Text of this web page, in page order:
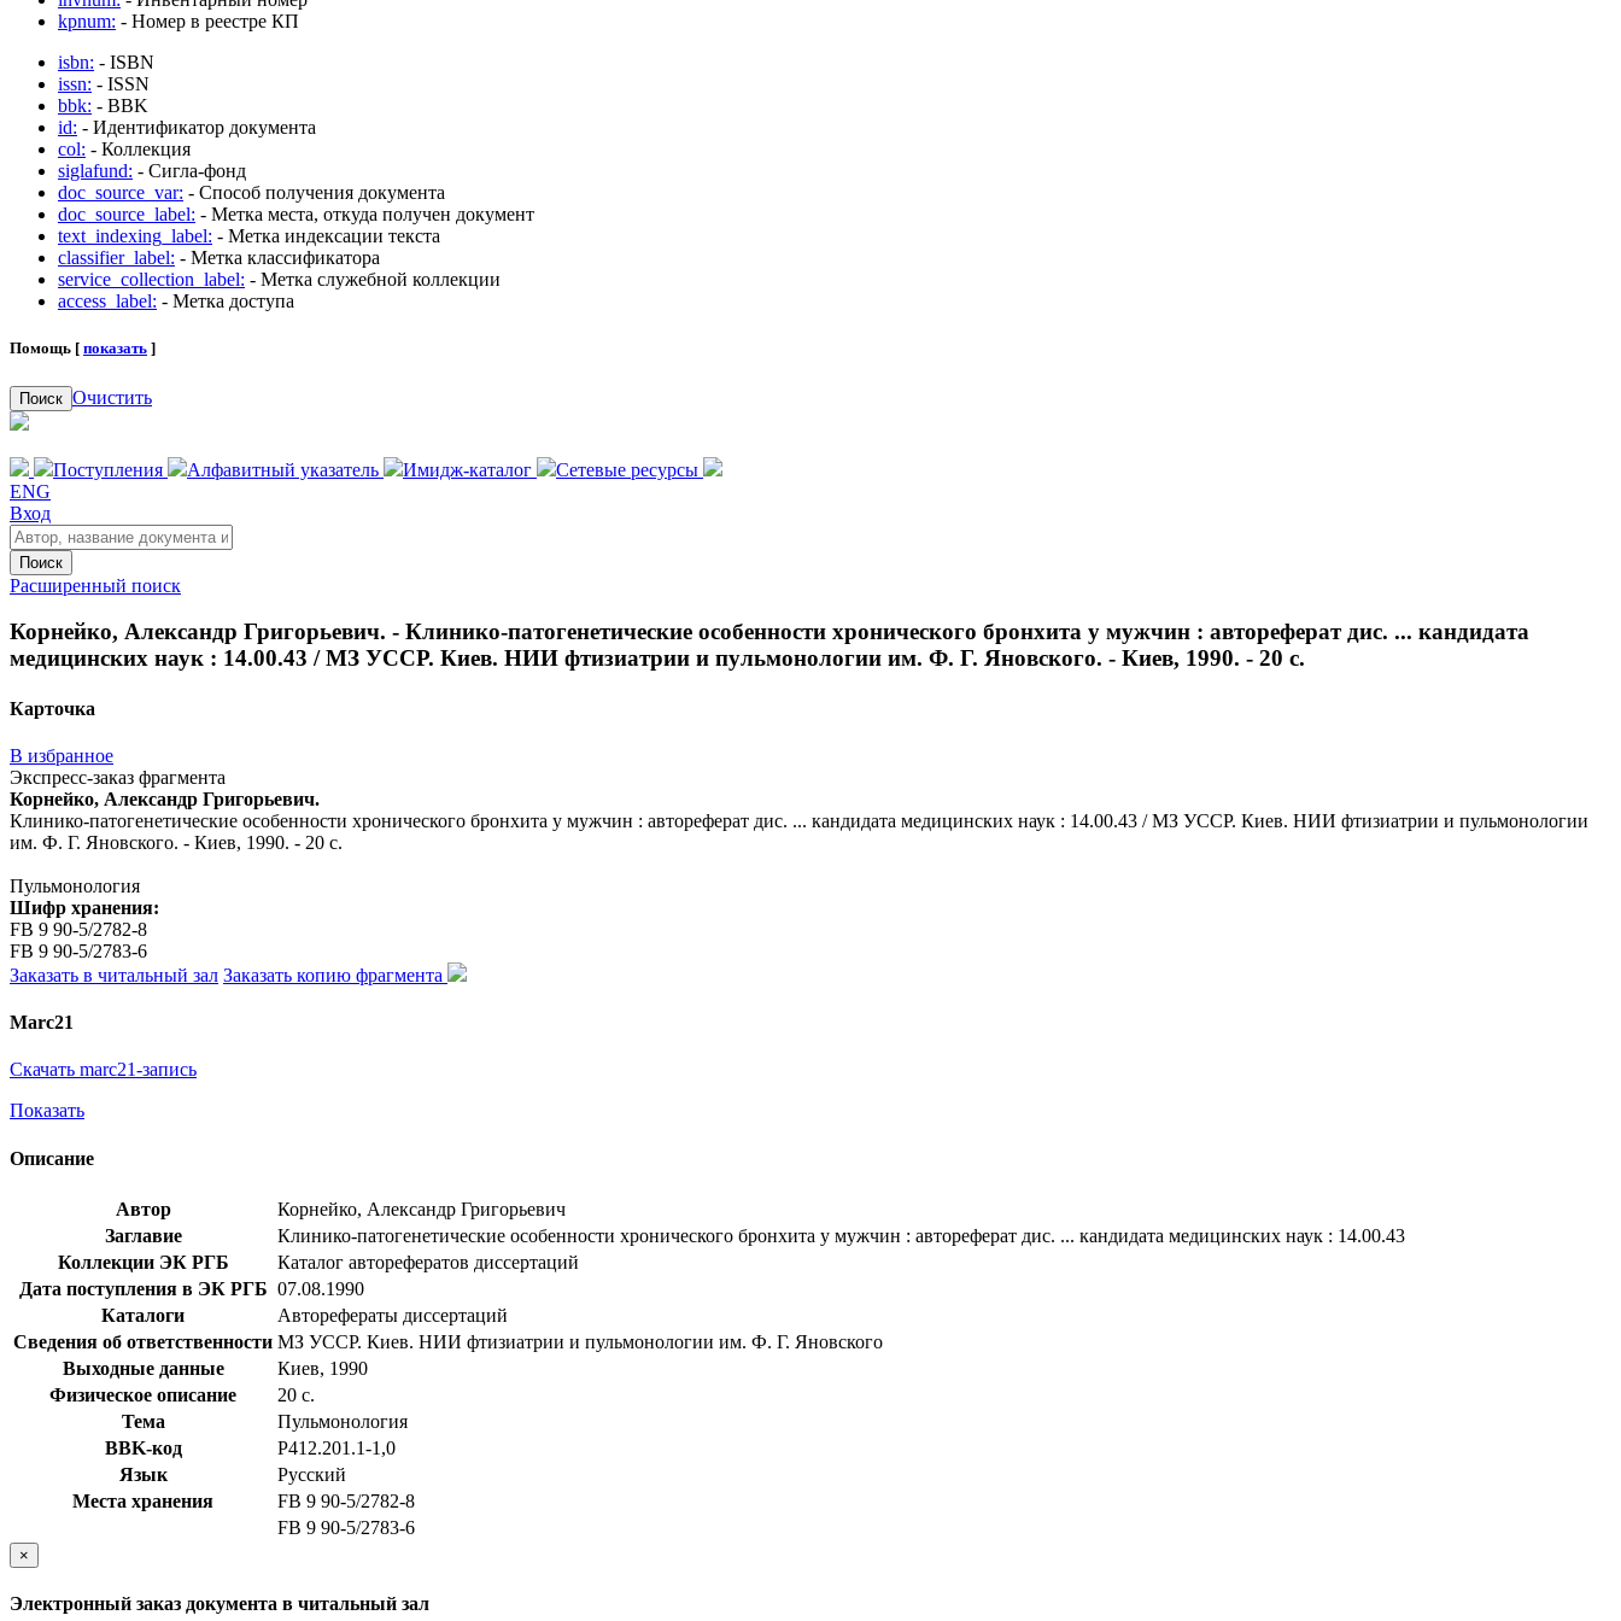
kpnum: - Номер в реестре КП
isbn: - ISBN
issn: - ISSN
bbk: - BBK
id: - Идентификатор документа
col: - Коллекция
siglafund: - Сигла-фонд
doc_source_var: - Способ получения документа
doc_source_label: - Метка места, откуда получен документ
text_indexing_label: - Метка индексации текста
classifier_label: - Метка классификатора
service_collection_label: - Метка служебной коллекции
access_label: - Метка доступа
Помощь [ показать ]
Поиск Очистить
Поступления Алфавитный указатель Имидж-каталог
Сетевые ресурсы
ENG
Вход
Поиск
Расширенный поиск
Корнейко, Александр Григорьевич. - Клинико-патогенетические особенности хронического бронхита у мужчин : автореферат дис. ... кандидата
медицинских наук : 14.00.43 / МЗ УССР. Киев. НИИ фтизиатрии и пульмонологии им. Ф. Г. Яновского. - Киев, 1990. - 20 с.
Карточка
В избранное
Экспресс-заказ фрагмента
Корнейко, Александр Григорьевич.
Клинико-патогенетические особенности хронического бронхита у мужчин : автореферат дис. ... кандидата медицинских наук : 14.00.43 / МЗ УССР. Киев. НИИ фтизиатрии и пульмонологии
им. Ф. Г. Яновского. - Киев, 1990. - 20 с.
Пульмонология
Шифр хранения:
FB 9 90-5/2782-8
FB 9 90-5/2783-6
Заказать в читальный зал Заказать копию фрагмента
Marc21
Скачать marc21-запись
Показать
Описание
Автор
Корнейко, Александр Григорьевич
Заглавие
Клинико-патогенетические особенности хронического бронхита у мужчин : автореферат дис. ... кандидата медицинских наук : 14.00.43
Коллекции ЭК РГБ
Каталог авторефератов диссертаций
Дата поступления в ЭК РГБ 07.08.1990
Каталоги
Авторефераты диссертаций
Сведения об ответственности МЗ УССР. Киев. НИИ фтизиатрии и пульмонологии им. Ф. Г. Яновского
Выходные данные
Киев, 1990
Физическое описание
20 с.
Тема
Пульмонология
BBK-код
Р412.201.1-1,0
Язык
Русский
Места хранения
FB 9 90-5/2782-8
FB 9 90-5/2783-6
×
Электронный заказ документа в читальный зал